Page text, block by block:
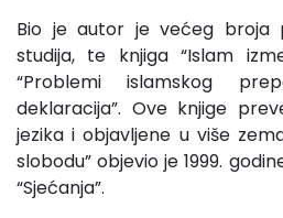
Bio je autor je većeg broja
studija, te knjiga “Islam
“Problemi islamskog
deklaracija”. Ove knjige
jezika i objavljene u više
slobodu” objevio je 1999.
“Sjećanja”.